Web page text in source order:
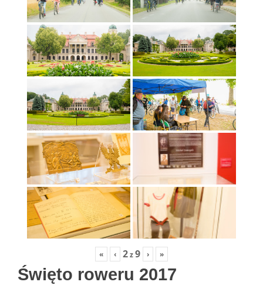
« ‹ 2z9 › »
Święto roweru 2017